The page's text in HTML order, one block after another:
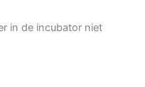
in de incubator niet